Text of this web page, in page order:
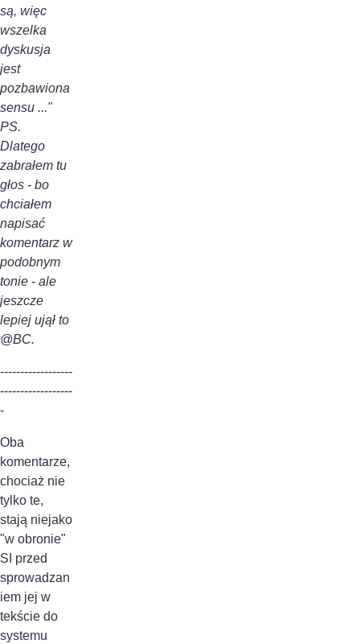
są, więc
wszelka
dyskusja
jest
pozbawiona
sensu ..."
PS.
Dlatego
zabrałem tu
głos - bo
chciałem
napisać
komentarz w
podobnym
tonie - ale
jeszcze
lepiej ujął to
@BC.
------------------
------------------
-
Oba
komentarze,
chociaż nie
tylko te,
stają niejako
"w obronie"
SI przed
sprowadzan
iem jej w
tekście do
systemu